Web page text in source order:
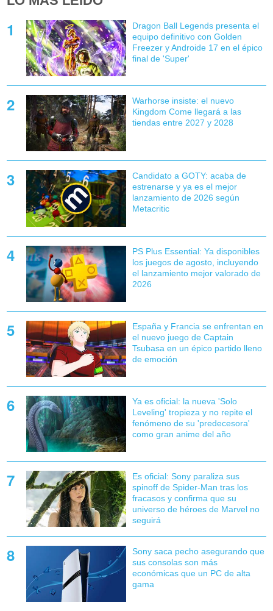
Dragon Ball Legends presenta el
equipo definitivo con Golden
Freezer y Androide 17 en el épico
final de 'Super'
Warhorse insiste: el nuevo
Kingdom Come llegará a las
tiendas entre 2027 y 2028
Candidato a GOTY: acaba de
estrenarse y ya es el mejor
lanzamiento de 2026 según
Metacritic
PS Plus Essential: Ya disponibles
los juegos de agosto, incluyendo
el lanzamiento mejor valorado de
2026
España y Francia se enfrentan en
el nuevo juego de Captain
Tsubasa en un épico partido lleno
de emoción
Ya es oficial: la nueva 'Solo
Leveling' tropieza y no repite el
fenómeno de su 'predecesora'
como gran anime del año
Es oficial: Sony paraliza sus
spinoff de Spider-Man tras los
fracasos y confirma que su
universo de héroes de Marvel no
seguirá
Sony saca pecho asegurando que
sus consolas son más
económicas que un PC de alta
gama